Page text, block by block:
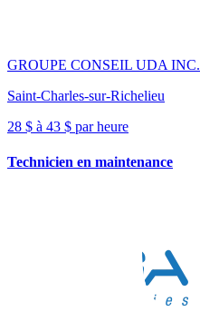
GROUPE CONSEIL UDA INC.
Saint-Charles-sur-Richelieu
28 $ à 43 $ par heure
Technicien en maintenance